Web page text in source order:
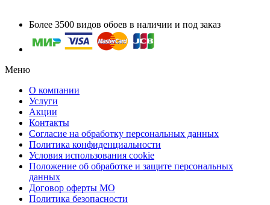
Более 3500 видов обоев в наличии и под заказ
Меню
О компании
Услуги
Акции
Контакты
Согласие на обработку персональных данных
Политика конфиденциальности
Условия использования cookie
Положение об обработке и защите персональных
данных
Договор оферты МО
Политика безопасности